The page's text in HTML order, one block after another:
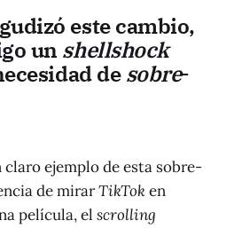
este cambio,
un shellshock
desobre-
claro ejemplo de esta sobre-
de mirarTikToken
película, el scrolling